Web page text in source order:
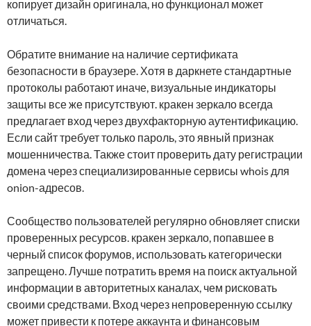
копирует дизайн оригинала, но функционал может
отличаться.
Обратите внимание на наличие сертификата
безопасности в браузере. Хотя в даркнете стандартные
протоколы работают иначе, визуальные индикаторы
защиты все же присутствуют. кракен зеркало всегда
предлагает вход через двухфакторную аутентификацию.
Если сайт требует только пароль, это явный признак
мошенничества. Также стоит проверить дату регистрации
домена через специализированные сервисы whois для
onion-адресов.
Сообщество пользователей регулярно обновляет списки
проверенных ресурсов. кракен зеркало, попавшее в
черный список форумов, использовать категорически
запрещено. Лучше потратить время на поиск актуальной
информации в авторитетных каналах, чем рисковать
своими средствами. Вход через непроверенную ссылку
может привести к потере аккаунта и финансовым